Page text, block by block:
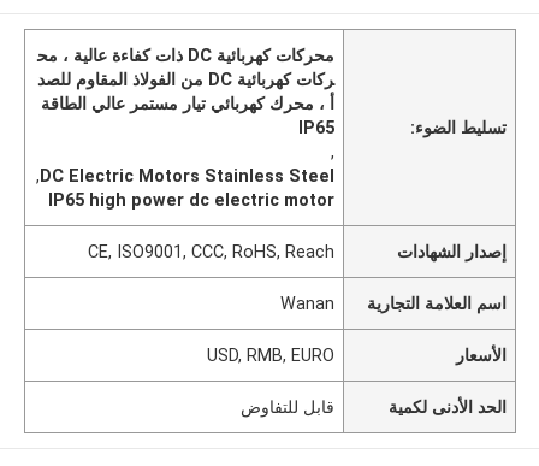
تسليط الضوء:
محركات كهربائية DC ذات كفاءة عالية ، مح
ركات كهربائية DC من الفولاذ المقاوم للصد
أ ، محرك كهربائي تيار مستمر عالي الطاقة
IP65
,
DC Electric Motors Stainless Steel
,
IP65 high power dc electric motor
إصدار الشهادات CE, ISO9001, CCC, RoHS, Reach
اسم العلامة التجارية Wanan
الأسعار USD, RMB, EURO
الحد الأدنى لكمية قابل للتفاوض